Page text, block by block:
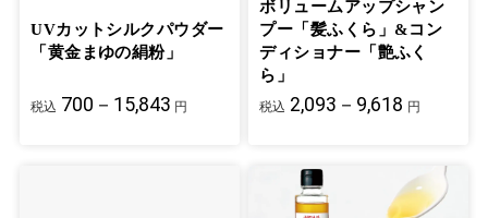
UVカットシルクパウダー
「黄金まゆの絹粉」
税込 700－15,843 円
ボリュームアップシャン
プー「髪ふくら」&コン
ディショナー「艶ふく
ら」
税込 2,093－9,618 円